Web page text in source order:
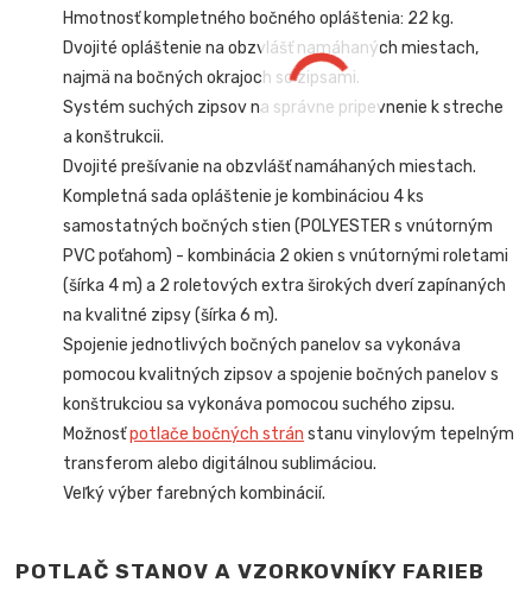
Hmotnosť kompletného bočného opláštenia: 22 kg.
Dvojité opláštenie na obzvlášť namáhaných miestach,
najmä na bočných okrajoch so zipsami.
Systém suchých zipsov na správne pripevnenie k streche
a konštrukcii.
Dvojité prešívanie na obzvlášť namáhaných miestach.
Kompletná sada opláštenie je kombináciou 4 ks
samostatných bočných stien (POLYESTER s vnútorným
PVC poťahom) - kombinácia 2 okien s vnútornými roletami
(šírka 4 m) a 2 roletových extra širokých dverí zapínaných
na kvalitné zipsy (šírka 6 m).
Spojenie jednotlivých bočných panelov sa vykonáva
pomocou kvalitných zipsov a spojenie bočných panelov s
konštrukciou sa vykonáva pomocou suchého zipsu.
Možnosťpotlače bočných strán stanu vinylovým tepelným
transferom alebo digitálnou sublimáciou.
Veľký výber farebných kombinácií.
POTLAČ STANOV A VZORKOVNÍKY FARIEB